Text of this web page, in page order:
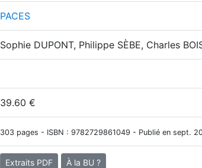
PACES
Sophie DUPONT, Philippe SÈBE, Charles
39.60 €
303 pages - ISBN : 9782729861049 - Publié en sept.
Extraits PDF À la BU ?